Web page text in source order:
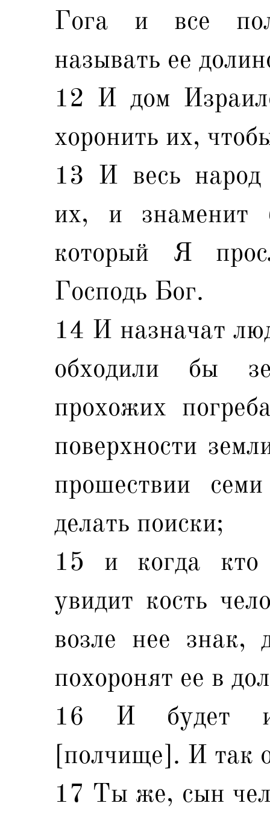
Гога и все
называть ее
12 И дом
хоронить их,
13 И весь народ
их, и знаменит
который Я
Господь Бог.
14 И назначат
обходили бы
прохожих
поверхности
прошествии
делать поиски;
15 и когда кто
увидит кость
возле нее знак,
похоронят ее в
16 И будет
[полчище]. И так
17 Ты же, сын